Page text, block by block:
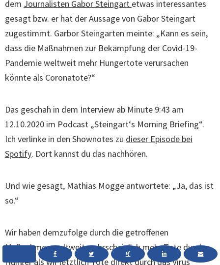
dem Journalisten Gabor Steingart etwas interessantes
gesagt bzw. er hat der Aussage von Gabor Steingart
zugestimmt. Garbor Steingarten meinte: „Kann es sein,
dass die Maßnahmen zur Bekämpfung der Covid-19-
Pandemie weltweit mehr Hungertote verursachen
könnte als Coronatote?“
Das geschah in dem Interview ab Minute 9:43 am
12.10.2020 im Podcast „Steingart‘s Morning Briefing“.
Ich verlinke in den Shownotes zu dieser Episode bei
Spotify. Dort kannst du das nachhören.
Und wie gesagt, Mathias Mogge antwortete: „Ja, das ist
so.“
Wir haben demzufolge durch die getroffenen
Maßnahmen weltweit wahrscheinlich mehr Tote durch
Hunger als wir letztlich Tote direkt durch das Virus